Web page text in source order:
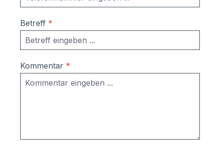
Betreff *
Kommentar *